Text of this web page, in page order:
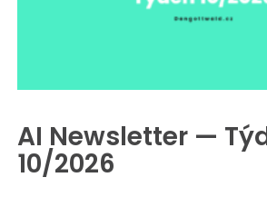
AI Newsletter —
10/2026